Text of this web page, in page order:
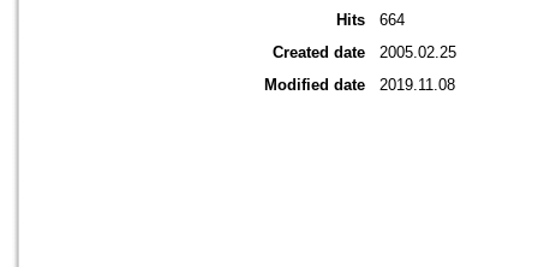
Hits
664
Created date
2005.02.25
Modified date
2019.11.08